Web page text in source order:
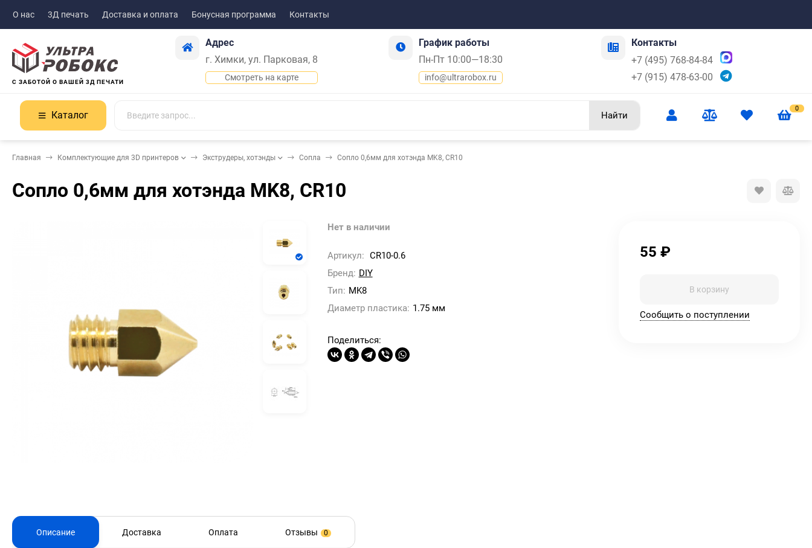
О нас 3Д печать Доставка и оплата Бонусная программа Контакты
С ЗАБОТОЙ О ВАШЕЙ 3Д ПЕЧАТИ
Адрес
г. Химки, ул. Парковая, 8
Смотреть на карте
График работы
Пн-Пт 10:00—18:30
info@ultrarobox.ru
Контакты
+7 (495) 768-84-84
+7 (915) 478-63-00
Каталог Найти
0
Главная Комплектующие для 3D принтеров Экструдеры, хотэнды Сопла Сопло 0,6мм для хотэнда MK8, CR10
Сопло 0,6мм для хотэнда MK8, CR10
Нет в наличии
Артикул: CR10-0.6
Бренд: DIY
Тип: MK8
Диаметр пластика: 1.75 мм
Поделиться:
55 ₽
В корзину
Сообщить о поступлении
Описание Доставка Оплата Отзывы 0